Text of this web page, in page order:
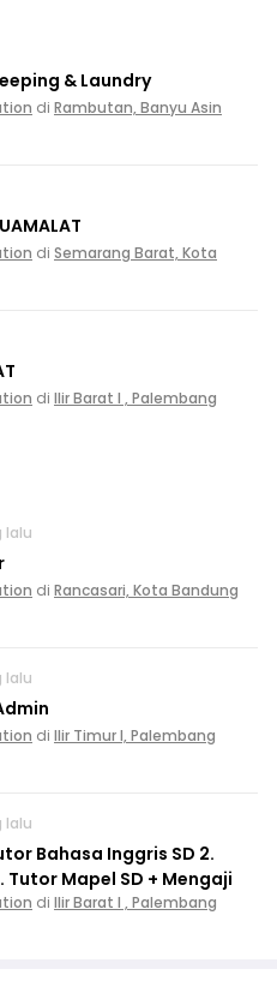
& Laundry
di Rambutan, Banyu Asin
di Semarang Barat, Kota
di Ilir Barat I , Palembang
lalu
di Rancasari, Kota Bandung
lalu
di Ilir Timur I, Palembang
lalu
Bahasa Inggris SD 2.
Tutor Mapel SD + Mengaji
di Ilir Barat I , Palembang